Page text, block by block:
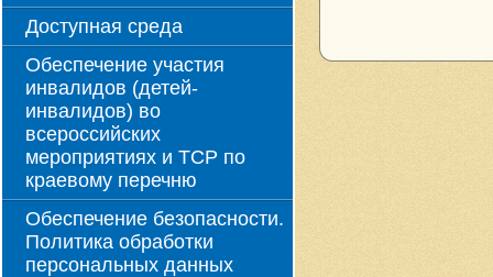
Доступная среда
Обеспечение участия
инвалидов (детей-
инвалидов) во
всероссийских
мероприятиях и ТСР по
краевому перечню
Обеспечение безопасности.
Политика обработки
персональных данных